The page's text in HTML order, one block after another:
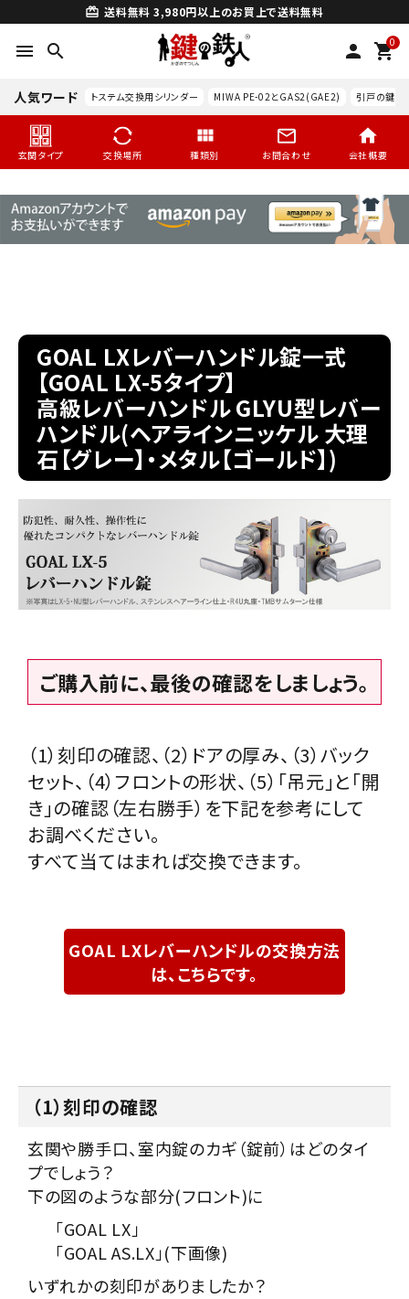
card_giftcard 送料無料 3,980円以上のお買上で送料無料
menu search person 0
shopping_cart
人気ワード トステム交換用シリンダー MIWA PE-02とGAS2(GAE2) 引戸の鍵交
玄関タイプ 交換場所 種類別 お問合わせ 会社概要
search
玄関タイプ
室内錠
ドアノブの交換
レバーハンドルのみ交換
防犯対策
認知症対策
INFORMATION
ログイン person 会員登録
GOAL LXレバーハンドル錠一式
【GOAL LX-5タイプ】
高級レバーハンドル GLYU型レバー
ハンドル(ヘアラインニッケル 大理
石【グレー】・メタル【ゴールド】)
ご購入前に、最後の確認をしましょう。
（1）刻印の確認、（2）ドアの厚み、（3）バック
セット、（4）フロントの形状、（5）「吊元」と「開
き」の確認（左右勝手）を下記を参考にして
お調べください。
すべて当てはまれば交換できます。
GOAL LXレバーハンドルの交換方法
は、こちらです。
（1）刻印の確認
玄関や勝手口、室内錠のカギ（錠前）はどのタイ
プでしょう？
下の図のような部分(フロント)に
「GOAL LX」
「GOAL AS.LX」(下画像)
いずれかの刻印がありましたか？